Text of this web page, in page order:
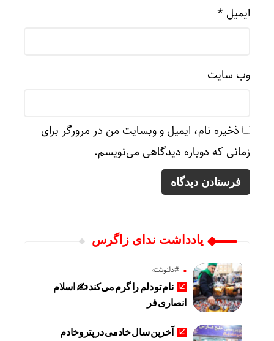
ایمیل *
وب‌ سایت
ذخیره نام، ایمیل و وبسایت من در مرورگر برای
زمانی که دوباره دیدگاهی می‌نویسم.
یادداشت ندای زاگرس
#دلنوشته
نام تو دلم را گرم می‌کند ✍️ اسلام
انصاری فر
آخرین سال خادمی در پتروخادم